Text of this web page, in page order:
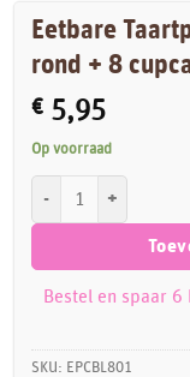
Eetbare
rond + 8
€ 5,95
Op voorraad
Bestel en spaar 6
SKU: EPCBL801